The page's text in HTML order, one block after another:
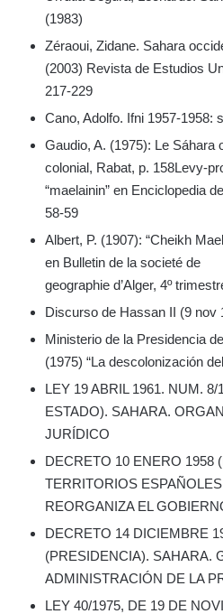
(1983)
Zéraoui, Zidane. Sahara
(2003) Revista de Estudios
217-229
Cano, Adolfo. Ifni 1957-1958:
Gaudio, A. (1975): Le Sáhara
colonial, Rabat, p. 158Levy-
“maelainin” en Enciclopedia
58-59
Albert, P. (1907): “Cheikh
en Bulletin de la societé de
geographie d’Alger, 4º
Discurso de Hassan II (9 nov
Ministerio de la Presidencia
(1975) “La descolonización
LEY 19 ABRIL 1961. NUM. 8/
ESTADO). SAHARA.
JURÍDICO
DECRETO 10 ENERO 1958
TERRITORIOS
REORGANIZA EL
DECRETO 14 DICIEMBRE
(PRESIDENCIA). SAHARA.
ADMINISTRACIÓN DE LA
LEY 40/1975, DE 19 DE